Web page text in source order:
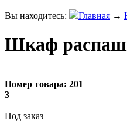
Вы находитесь: Главная →
Шкаф
Номер товара: 201
3
Под заказ